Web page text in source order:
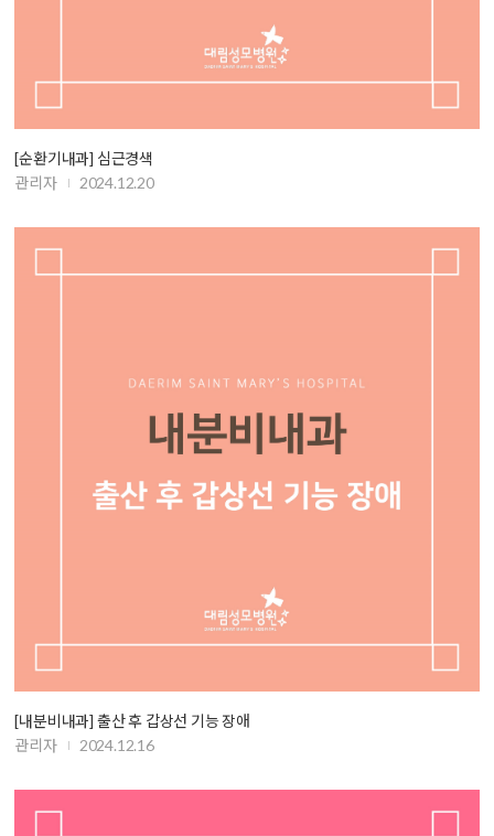
[순환기내과] 심근경색
관리자
2024.12.20
[내분비내과] 출산 후 갑상선 기능 장애
관리자
2024.12.16